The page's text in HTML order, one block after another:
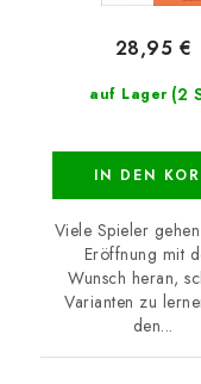
auf Lager (2
28,95 €
IN DEN
Viele Spieler
Eröffnung mit
Wunsch heran,
Varianten zu
den...